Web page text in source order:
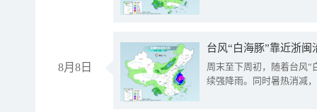
8月8日
台风“白海豚”靠近浙
周末至下周初，随着台风“
续强降雨。同时暑热消减